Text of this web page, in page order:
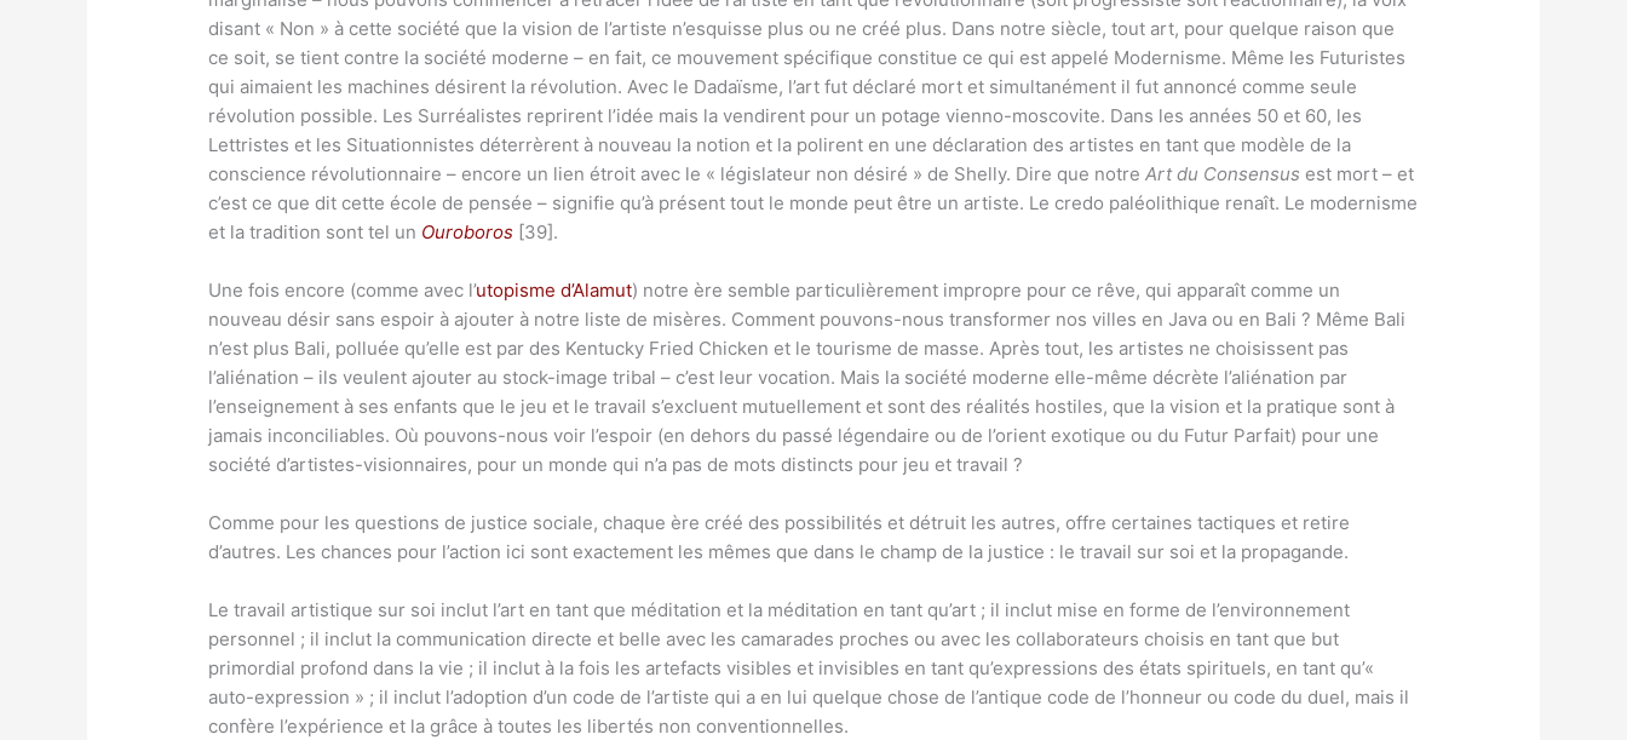
disant « Non » à cette société que la vision de l’artiste n’esquisse plus ou ne créé plus. Dans notre siècle, tout art, pour quelque raison que
ce soit, se tient contre la société moderne – en fait, ce mouvement spécifique constitue ce qui est appelé Modernisme. Même les Futuristes
qui aimaient les machines désirent la révolution. Avec le Dadaïsme, l’art fut déclaré mort et simultanément il fut annoncé comme seule
révolution possible. Les Surréalistes reprirent l’idée mais la vendirent pour un potage vienno-moscovite. Dans les années 50 et 60, les
Lettristes et les Situationnistes déterrèrent à nouveau la notion et la polirent en une déclaration des artistes en tant que modèle de la
conscience révolutionnaire – encore un lien étroit avec le « législateur non désiré » de Shelly. Dire que notreArt du Consensus est mort – et
c’est ce que dit cette école de pensée – signifie qu’à présent tout le monde peut être un artiste. Le credo paléolithique renaît. Le modernisme
et la tradition sont tel un Ouroboros [39].
Une fois encore (comme avec l’utopisme d’Alamut) notre ère semble particulièrement impropre pour ce rêve, qui apparaît comme un
nouveau désir sans espoir à ajouter à notre liste de misères. Comment pouvons-nous transformer nos villes en Java ou en Bali ? Même Bali
n’est plus Bali, polluée qu’elle est par des Kentucky Fried Chicken et le tourisme de masse. Après tout, les artistes ne choisissent pas
l’aliénation – ils veulent ajouter au stock-image tribal – c’est leur vocation. Mais la société moderne elle-même décrète l’aliénation par
l’enseignement à ses enfants que le jeu et le travail s’excluent mutuellement et sont des réalités hostiles, que la vision et la pratique sont à
jamais inconciliables. Où pouvons-nous voir l’espoir (en dehors du passé légendaire ou de l’orient exotique ou du Futur Parfait) pour une
société d’artistes-visionnaires, pour un monde qui n’a pas de mots distincts pour jeu et travail ?
Comme pour les questions de justice sociale, chaque ère créé des possibilités et détruit les autres, offre certaines tactiques et retire
d’autres. Les chances pour l’action ici sont exactement les mêmes que dans le champ de la justice : le travail sur soi et la propagande.
Le travail artistique sur soi inclut l’art en tant que méditation et la méditation en tant qu’art ; il inclut mise en forme de l’environnement
personnel ; il inclut la communication directe et belle avec les camarades proches ou avec les collaborateurs choisis en tant que but
primordial profond dans la vie ; il inclut à la fois les artefacts visibles et invisibles en tant qu’expressions des états spirituels, en tant qu’«
auto-expression » ; il inclut l’adoption d’un code de l’artiste qui a en lui quelque chose de l’antique code de l’honneur ou code du duel, mais il
confère l’expérience et la grâce à toutes les libertés non conventionnelles.